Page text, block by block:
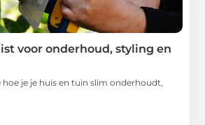
voor onderhoud, styling en
hoe je je huis en tuin slim onderhoudt,